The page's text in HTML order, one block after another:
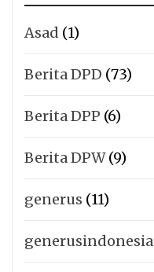
Asad (1)
Berita DPD (73)
Berita DPP (6)
Berita DPW(9)
generus (11)
generusindonesia